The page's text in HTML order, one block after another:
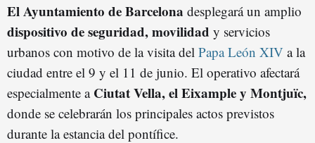
El Ayuntamiento de Barcelona desplegará un amplio
dispositivo de seguridad, movilidad y servicios
urbanos con motivo de la visita del Papa León XIV a la
ciudad entre el 9 y el 11 de junio. El operativo afectará
especialmente a Ciutat Vella, el Eixample y Montjuïc,
donde se celebrarán los principales actos previstos
durante la estancia del pontífice.